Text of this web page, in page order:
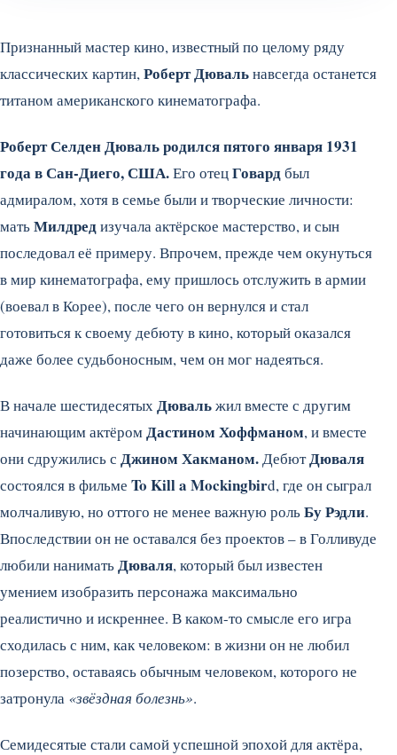
Признанный мастер кино, известный по целому ряду
классических картин,Роберт Дювальнавсегда останется
титаном американского кинематографа.
Роберт Селден Дюваль родился пятого января 1931
года в Сан-Диего, США.Его отецГовардбыл
адмиралом, хотя в семье были и творческие личности:
матьМилдредизучала актёрское мастерство, и сын
последовал её примеру. Впрочем, прежде чем окунуться
в мир кинематографа, ему пришлось отслужить в армии
(воевал в Корее), после чего он вернулся и стал
готовиться к своему дебюту в кино, который оказался
даже более судьбоносным, чем он мог надеяться.
В начале шестидесятыхДювальжил вместе с другим
начинающим актёромДастином Хоффманом, и вместе
они сдружились с Джином Хакманом.ДебютДюваля
состоялся в фильме To Kill a Mockingbird, где он сыграл
молчаливую, но оттого не менее важную рольБу Рэдли.
Впоследствии он не оставался без проектов – в Голливуде
любили наниматьДюваля, который был известен
умением изобразить персонажа максимально
реалистично и искреннее. В каком-то смысле его игра
сходилась с ним, как человеком: в жизни он не любил
позерство, оставаясь обычным человеком, которого не
затронула «звёздная болезнь».
Семидесятые стали самой успешной эпохой для актёра,